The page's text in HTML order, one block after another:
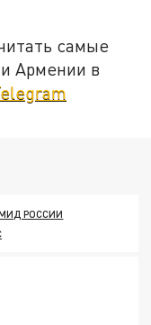
самые
Армении в
РОССИИ